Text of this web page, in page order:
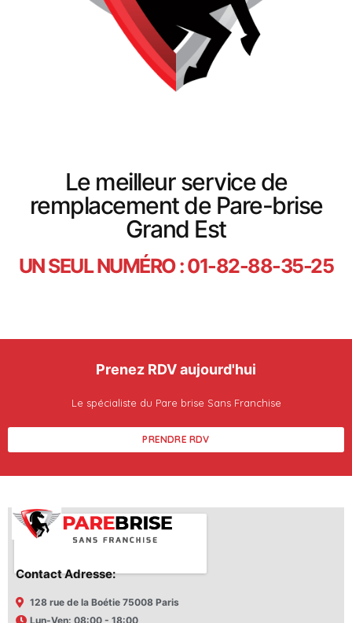
Le meilleur service de
remplacement de Pare-brise
Grand Est
UN SEUL NUMÉRO : 01-82-88-35-25
Prenez RDV aujourd'hui
Le spécialiste du Pare brise Sans Franchise
PRENDRE RDV
Contact Adresse:
128 rue de la Boétie 75008 Paris
Lun-Ven: 08:00 - 18:00